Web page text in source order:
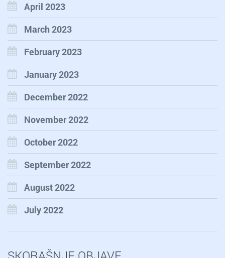
April 2023
March 2023
February 2023
January 2023
December 2022
November 2022
October 2022
September 2022
August 2022
July 2022